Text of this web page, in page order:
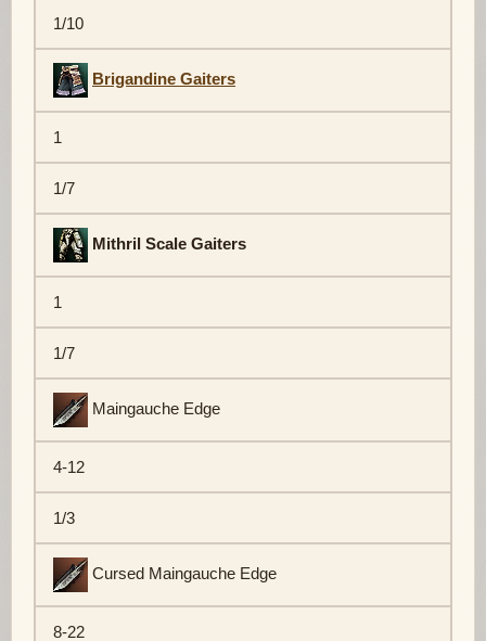
1/10
Brigandine Gaiters
1
1/7
Mithril Scale Gaiters
1
1/7
Maingauche Edge
4-12
1/3
Cursed Maingauche Edge
8-22